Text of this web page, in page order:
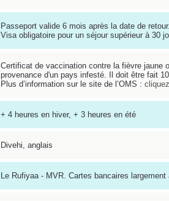
Passeport valide 6 mois après la date de retour.
Visa obligatoire pour un séjour supérieur à 30
Certificat de vaccination contre la fièvre jaune
provenance d'un pays infesté. Il doit être fait
Plus d’information sur le site de l’OMS :
+ 4 heures en hiver, + 3 heures en été
Divehi, anglais
Le Rufiyaa - MVR. Cartes bancaires largement